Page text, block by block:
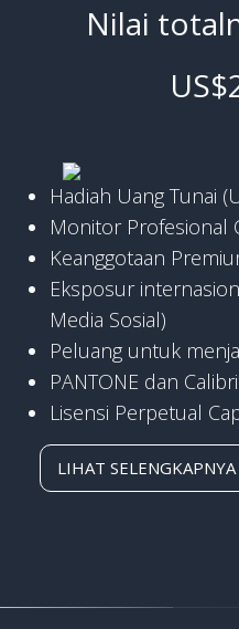
Nilai
Hadiah Uang Tunai
Monitor Profesional
Keanggotaan
Eksposur
Media Sosial)
Peluang untuk
PANTONE dan
Lisensi Perpetual
LIHAT SELENGKAPNYA